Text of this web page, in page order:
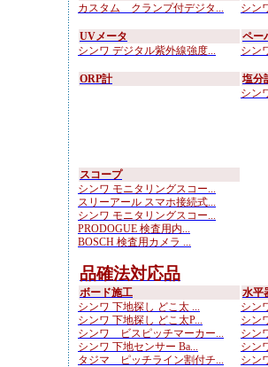
カスタム クランプ付デジタ... シン
UVメータ
シンワ デジタル紫外線強度...
ペー
シン
ORP計
塩分
シン
スコープ
シンワ モニタリングスコー...
スリーアール スマホ接続式...
シンワ モニタリングスコー...
PRODOGUE 検査用内...
BOSCH 検査用カメラ ...
品確法対応品
ボード施工
シンワ 下地探し どこ太 ...
シンワ 下地探し どこ太P...
シンワ ビスピッチマーカー...
シンワ 下地センサー Ba...
タジマ ピッチライン割付チ...
水平
シン
シン
シン
シン
シン